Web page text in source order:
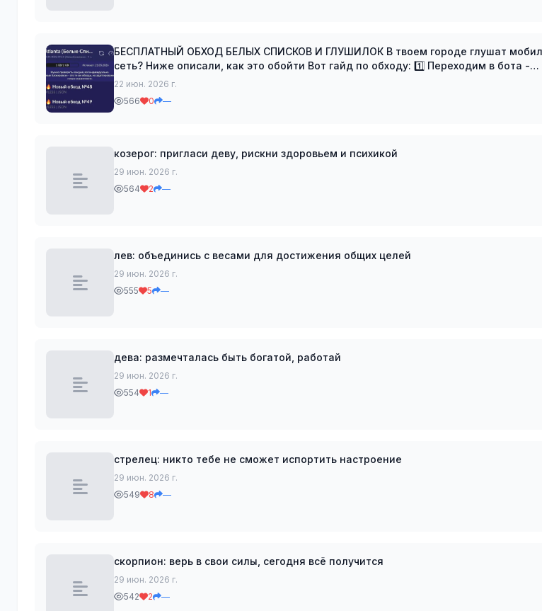
БЕСПЛАТНЫЙ ОБХОД БЕЛЫХ СПИСКОВ И ГЛУШИЛОК В твоем городе глушат мобильную
сеть? Ниже описали, как это обойти Вот гайд по обходу: 1️⃣ Переходим в бота -
@AtlantaVPN_bot 2️⃣ Получаем бесплатный ключ
22 июн. 2026 г.
566
0 —
козерог: пригласи деву, рискни здоровьем и психикой
29 июн. 2026 г.
564
2 —
лев: объединись с весами для достижения общих целей
29 июн. 2026 г.
555
5 —
дева: размечталась быть богатой, работай
29 июн. 2026 г.
554
1 —
стрелец: никто тебе не сможет испортить настроение
29 июн. 2026 г.
549
8 —
скорпион: верь в свои силы, сегодня всё получится
29 июн. 2026 г.
542
2 —